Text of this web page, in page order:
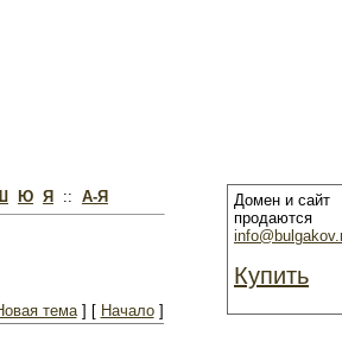
Ю Я :: А-Я
тема] [ Начало]
Домен и сайт
продаются
Купить